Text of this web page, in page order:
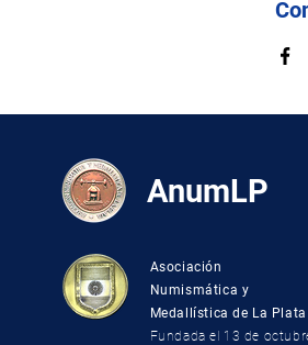
AnumLP
Asociación
Numismática y
Medallística de La Plata
Fundada el 13 de